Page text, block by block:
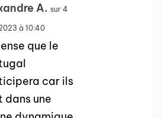
A. sur 4
à 10:40
que le
car ils
dans une